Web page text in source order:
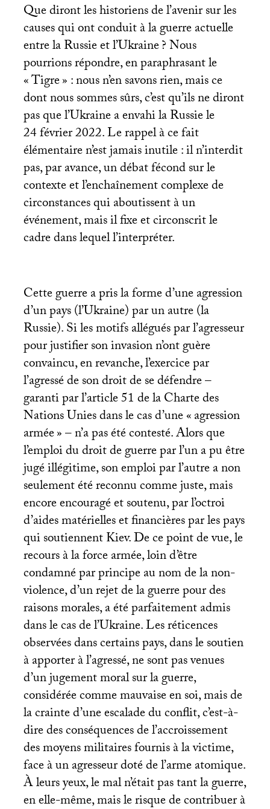
Que diront les historiens de l’avenir sur les
causes qui ont conduit à la guerre actuelle
entre la Russie et l’Ukraine? Nous
pourrions répondre, en paraphrasant le
«Tigre» : nous n’en savons rien, mais ce
dont nous sommes sûrs, c’est qu’ils ne diront
pas que l’Ukraine a envahi la Russie le
24 février 2022. Le rappel à ce fait
élémentaire n’est jamais inutile : il n’interdit
pas, par avance, un débat fécond sur le
contexte et l’enchaînement complexe de
circonstances qui aboutissent à un
événement, mais il fixe et circonscrit le
cadre dans lequel l’interpréter.
Cette guerre a pris la forme d’une agression
d’un pays (l’Ukraine) par un autre (la
Russie). Si les motifs allégués par l’agresseur
pour justifier son invasion n’ont guère
convaincu, en revanche, l’exercice par
l’agressé de son droit de se défendre –
garanti par l’article 51 de la Charte des
Nations Unies dans le cas d’une «agression
armée» – n’a pas été contesté. Alors que
l’emploi du droit de guerre par l’un a pu être
jugé illégitime, son emploi par l’autre a non
seulement été reconnu comme juste, mais
encore encouragé et soutenu, par l’octroi
d’aides matérielles et financières par les pays
qui soutiennent Kiev. De ce point de vue, le
recours à la force armée, loin d’être
condamné par principe au nom de la non-
violence, d’un rejet de la guerre pour des
raisons morales, a été parfaitement admis
dans le cas de l’Ukraine. Les réticences
observées dans certains pays, dans le soutien
à apporter à l’agressé, ne sont pas venues
d’un jugement moral sur la guerre,
considérée comme mauvaise en soi, mais de
la crainte d’une escalade du conflit, c’est-à-
dire des conséquences de l’accroissement
des moyens militaires fournis à la victime,
face à un agresseur doté de l’arme atomique.
À leurs yeux, le mal n’était pas tant la guerre,
en elle-même, mais le risque de contribuer à